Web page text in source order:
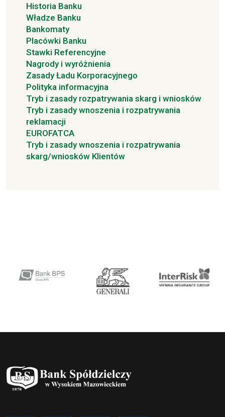
Historia Banku
Władze Banku
Bankomaty
Placówki Banku
Stawki Referencyjne
Nagrody i wyróżnienia
Zasady Ładu Korporacyjnego
Polityka informacyjna
Tryb i zasady rozpatrywania skarg i wniosków
Tryb i zasady wnoszenia i rozpatrywania
reklamacji
EUROFATCA
Tryb i zasady wnoszenia i rozpatrywania
skarg/wniosków Klientów